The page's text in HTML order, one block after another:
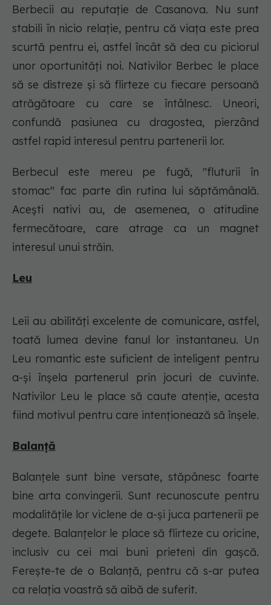
Berbecii au reputație de Casanova. Nu sunt
stabili în nicio relație, pentru că viața este prea
scurtă pentru ei, astfel încât să dea cu piciorul
unor oportunități noi. Nativilor Berbec le place
să se distreze și să flirteze cu fiecare persoană
atrăgătoare cu care se întâlnesc. Uneori,
confundă pasiunea cu dragostea, pierzând
astfel rapid interesul pentru partenerii lor.
Berbecul este mereu pe fugă, "fluturii în
stomac" fac parte din rutina lui săptămânală.
Acești nativi au, de asemenea, o atitudine
fermecătoare, care atrage ca un magnet
interesul unui străin.
Leu
Leii au abilități excelente de comunicare, astfel,
toată lumea devine fanul lor instantaneu. Un
Leu romantic este suficient de inteligent pentru
a-și înșela partenerul prin jocuri de cuvinte.
Nativilor Leu le place să caute atenție, acesta
fiind motivul pentru care intenționează să înșele.
Balanță
Balanțele sunt bine versate, stăpânesc foarte
bine arta convingerii. Sunt recunoscute pentru
modalitățile lor viclene de a-și juca partenerii pe
degete. Balanțelor le place să flirteze cu oricine,
inclusiv cu cei mai buni prieteni din gașcă.
Ferește-te de o Balanță, pentru că s-ar putea
ca relația voastră să aibă de suferit.